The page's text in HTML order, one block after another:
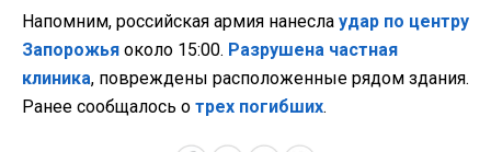
Напомним, российская армия нанесла удар по центру
Запорожья около 15:00. Разрушена частная
клиника, повреждены расположенные рядом здания.
Ранее сообщалось о трех погибших.